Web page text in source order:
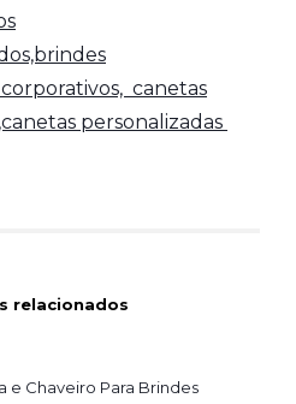
canetas
personalizadas
relacionados